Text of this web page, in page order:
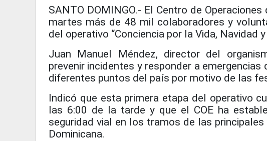
SANTO DOMINGO.- El Centro de
martes más de 48 mil colaboradores y
del operativo “Conciencia por la Vida, Navidad
Juan Manuel Méndez, director del
prevenir incidentes y responder a
diferentes puntos del país por motivo de las
Indicó que esta primera etapa del operativo
las 6:00 de la tarde y que el COE ha
seguridad vial en los tramos de las
Dominicana.